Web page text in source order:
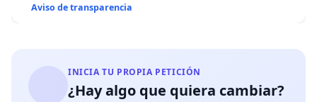
Aviso de transparencia
INICIA TU PROPIA PETICIÓN
¿Hay algo que quiera cambiar?